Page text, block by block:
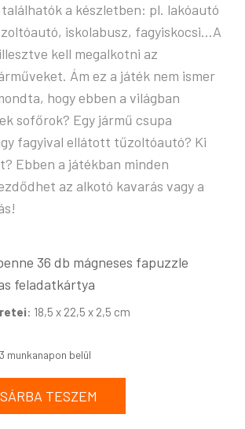
találhatók a készletben: pl. lakóautó
iskolabusz, fagyiskocsi…A
kell megalkotni az
Ám ez a játék nem ismer
hogy ebben a világban
sofőrok? Egy jármű csupa
fagyival ellátott tűzoltóautó? Ki
Ebben a játékban minden
az alkotó kavarás vagy a
36 db mágneses fapuzzle
feladatkártya
: 18,5 x 22,5 x 2,5 cm
TESZEM